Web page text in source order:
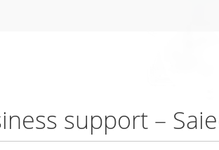
support –